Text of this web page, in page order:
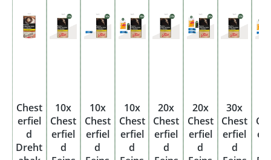
Chest
erfiel
d
Dreht
10x
Chest
erfiel
d
10x
Chest
erfiel
d
10x
Chest
erfiel
d
20x
Chest
erfiel
d
20x
Chest
erfiel
d
30x
Chest
erfiel
d